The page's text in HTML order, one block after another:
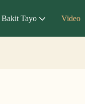
Bakit Tayo Video